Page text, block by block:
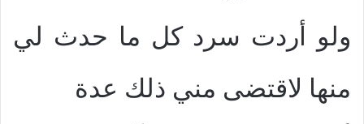
ولو أردت سرد كل ما حدث لي
منها لاقتضى مني ذلك عدة